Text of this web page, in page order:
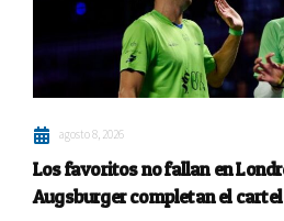
agosto 8, 2026
Los favoritos no fallan en
Augsburger completan el